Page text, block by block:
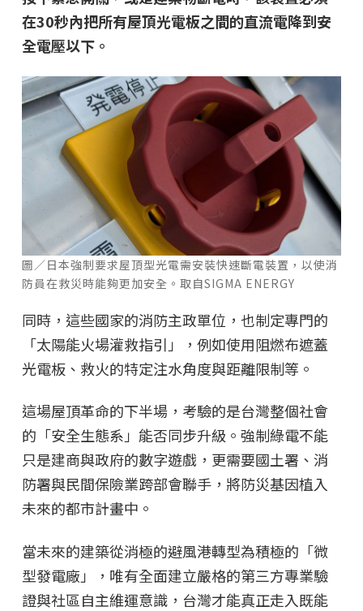
在30秒內把所有屋頂光電板之間的直流電降到安
全電壓以下。
圖／日本強制要求屋頂型光電需安裝快速斷電裝置，以使消
防員在救災時能夠更加安全。取自SIGMA ENERGY
同時，這些國家的消防主政單位，也制定專門的
「太陽能火場灌救指引」，例如使用阻燃布遮蓋
光電板、救火的特定注水角度與距離限制等。
這場屋頂革命的下半場，考驗的是台灣整個社會
的「安全生態系」能否同步升級。強制綠電不能
只是建商與政府的數字遊戲，更需要國土署、消
防署與民間保險業跨部會聯手，將防災基因植入
未來的都市計畫中。
當未來的建築從消極的避風港轉型為積極的「微
型發電廠」，唯有全面建立嚴格的第三方專業驗
證與社區自主維運意識，台灣才能真正走入既能